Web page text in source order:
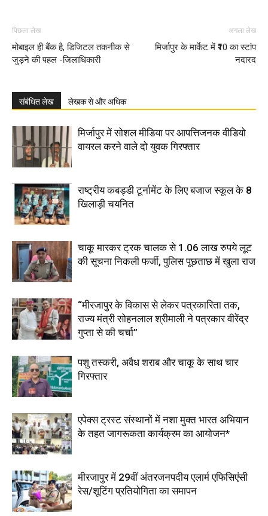
पिछला लेख
मोबाइल ही बैंक है, डिजिटल तकनीक से
जुड़ने की पहल -जिलाधिकारी
अगला लेख
मिर्जापुर के मार्केट में ₹10 का स्टांप
नदारद
संबंधित लेख लेखक से और अधिक
मिर्जापुर में सोशल मीडिया पर आपत्तिजनक वीडियो
वायरल करने वाले दो युवक गिरफ्तार
राष्ट्रीय कबड्डी टूर्नामेंट के लिए बजाज स्कूल के 8
खिलाड़ी चयनित
चाकू मारकर ट्रक चालक से 1.06 लाख रुपये लूट
की सूचना निकली फर्जी, पुलिस पूछताछ में खुला राज
“मीरजापुर के विकास से लेकर पत्रकारिता तक,
राज्य मंत्री सोहनलाल श्रीमाली ने पत्रकार वीरेंद्र
गुप्ता से की चर्चा”
पशु तस्करी, अवैध शराब और चाकू के साथ चार
गिरफ्तार
एपेक्स ट्रस्ट संस्थानों में नशा मुक्त भारत अभियान
के तहत जागरूकता कार्यक्रम का आयोजन*
मीरजापुर में 29वीं अंतरजनपदीय एलार्म एफिसिएंसी
रेस/शूटिंग प्रतियोगिता का समापन